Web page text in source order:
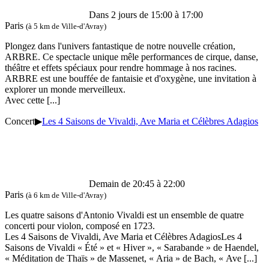
Dans 2 jours de 15:00 à 17:00
Paris (à 5 km de Ville-d'Avray)
Plongez dans l'univers fantastique de notre nouvelle création,
ARBRE. Ce spectacle unique mêle performances de cirque, danse,
théâtre et effets spéciaux pour rendre hommage à nos racines.
ARBRE est une bouffée de fantaisie et d'oxygène, une invitation à
explorer un monde merveilleux.
Avec cette [...]
Concert▶Les 4 Saisons de Vivaldi, Ave Maria et Célèbres Adagios
Demain de 20:45 à 22:00
Paris (à 6 km de Ville-d'Avray)
Les quatre saisons d'Antonio Vivaldi est un ensemble de quatre
concerti pour violon, composé en 1723.
Les 4 Saisons de Vivaldi, Ave Maria et Célèbres AdagiosLes 4
Saisons de Vivaldi « Été » et « Hiver », « Sarabande » de Haendel,
« Méditation de Thaïs » de Massenet, « Aria » de Bach, « Ave [...]